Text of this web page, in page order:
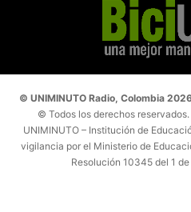
© UNIMINUTO Radio, Colombia
© Todos los derechos
UNIMINUTO – Institución de
vigilancia por el Ministerio de
Resolución 10345 del 1